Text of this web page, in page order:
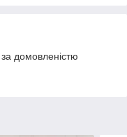
домовленістю